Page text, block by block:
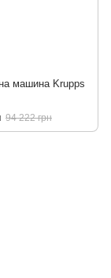
машина Krupps
94 222 грн